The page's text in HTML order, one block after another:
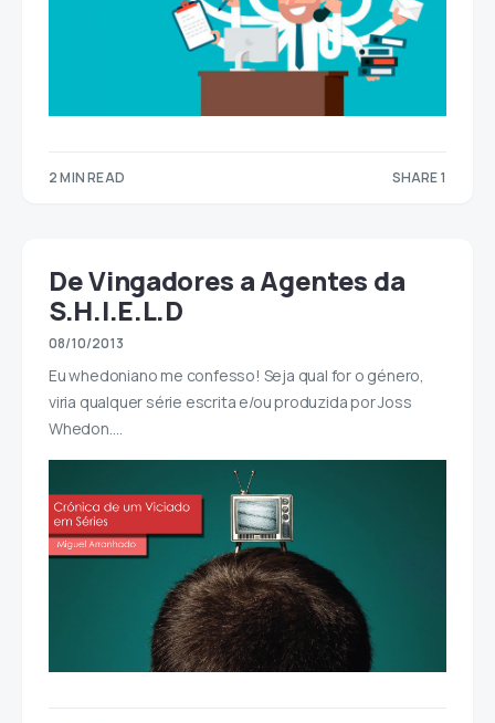
2 MIN READ SHARE 1
De Vingadores a Agentes da
S.H.I.E.L.D
08/10/2013
Eu whedoniano me confesso! Seja qual for o género,
viria qualquer série escrita e/ou produzida por Joss
Whedon.…